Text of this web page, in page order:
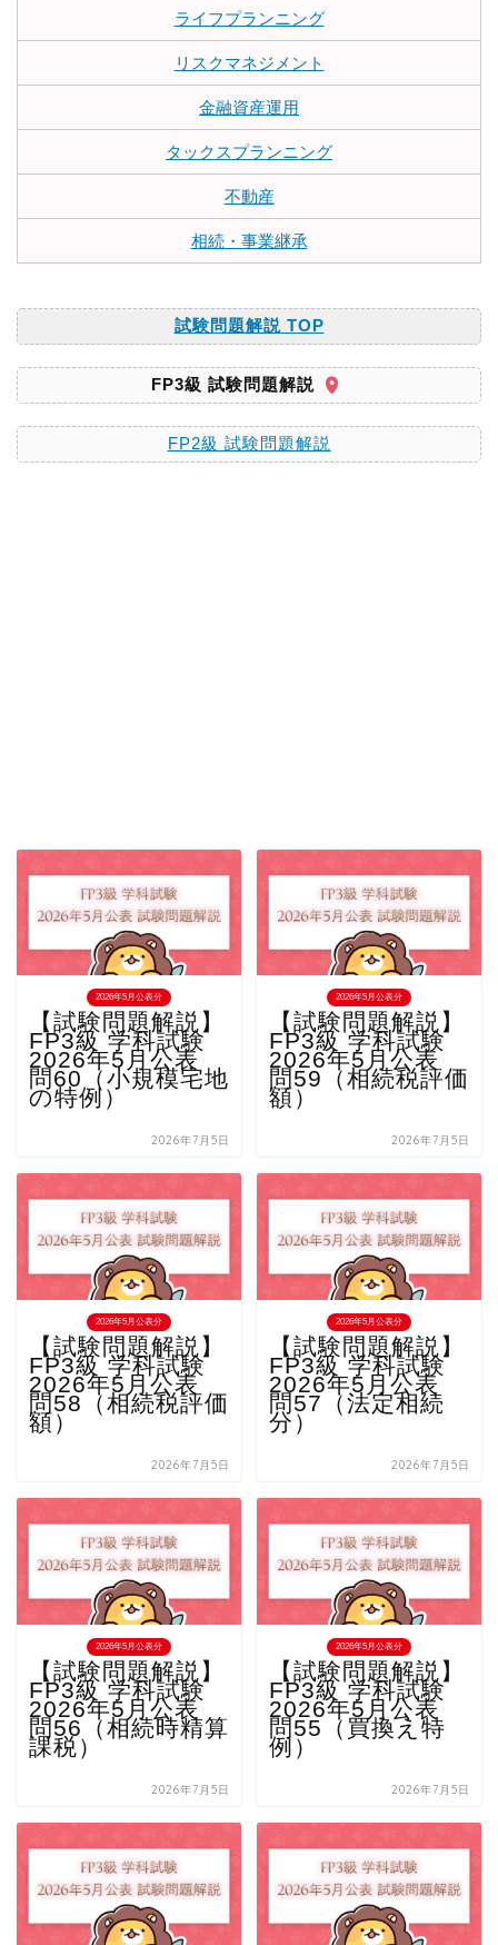
ライフプランニング
リスクマネジメント
金融資産運用
タックスプランニング
不動産
相続・事業継承
試験問題解説 TOP
FP3級 試験問題解説
FP2級 試験問題解説
2026年5月公表分
【試験問題解説】
FP3級 学科試験
2026年5月公表
問60（小規模宅地
の特例）
2026年7月5日
2026年5月公表分
【試験問題解説】
FP3級 学科試験
2026年5月公表
問59（相続税評価
額）
2026年7月5日
2026年5月公表分
【試験問題解説】
FP3級 学科試験
2026年5月公表
問58（相続税評価
額）
2026年7月5日
2026年5月公表分
【試験問題解説】
FP3級 学科試験
2026年5月公表
問57（法定相続
分）
2026年7月5日
2026年5月公表分
【試験問題解説】
FP3級 学科試験
2026年5月公表
問56（相続時精算
課税）
2026年7月5日
2026年5月公表分
【試験問題解説】
FP3級 学科試験
2026年5月公表
問55（買換え特
例）
2026年7月5日